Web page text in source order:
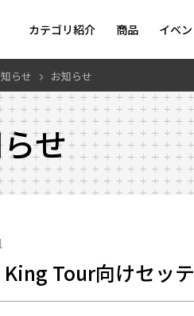
カテゴリ紹介 商品 イベ
らせ お知らせ
せ
Tour向けセッ